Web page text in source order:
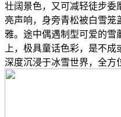
壮阔景色，又可减轻徒步委
亮声响，身旁青松被白雪笼
雅。途中偶遇制型可爱的雪
上，极具童话色彩，是不
深度沉浸于冰雪世界，全方